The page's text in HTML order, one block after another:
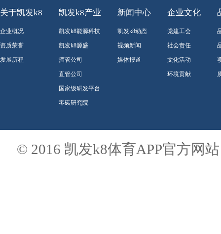
关于凯发k8
企业概况
资质荣誉
发展历程
凯发k8产业
凯发k8能源科技
凯发k8源盛
酒管公司
直管公司
国家级研发平台
零碳研究院
新闻中心
凯发k8动态
视频新闻
媒体报道
企业文化
党建工会
社会责任
文化活动
环境贡献
© 2016 凯发k8体育APP官方网